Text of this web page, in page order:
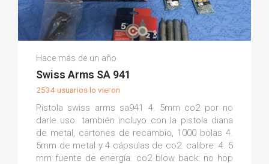
Domingo S.
(0)
Hace más de un año
Swiss Arms SA 941
2534 usuarios lo vieron
Pistola swiss arms sa941 4. 5mm co2 por no
darle uso. también incluyo con la pistola diana
de metal, cartones de recambio, 1000 bolas 4.
5mm de metal y 4 cápsulas de co2. calibre: 4. 5
mm fuente de energía: co2 blow back: no hop